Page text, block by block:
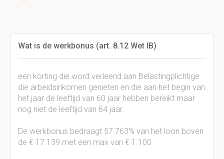
Wat is de werkbonus (art. 8.12 Wet IB)
een korting die word verleend aan Belastingplichtige
die arbeidsinkomen genieten en die aan het begin van
het jaar de leeftijd van 60 jaar hebben bereikt maar
nog niet de leeftijd van 64 jaar.
De werkbonus bedraagt 57.763% van het loon boven
de € 17.139 met een max van € 1.100